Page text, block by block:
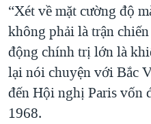
“Xét về mặt cường độ
không phải là trận
động chính trị lớn là
lại nói chuyện với Bắc
đến Hội nghị Paris vốn
1968.